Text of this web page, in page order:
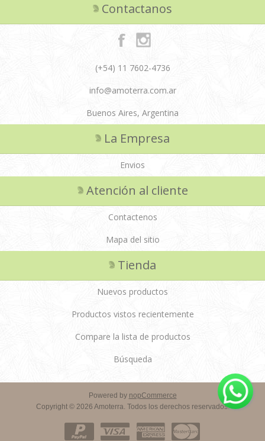
Contactanos
(+54) 11 7602-4736
info@amoterra.com.ar
Buenos Aires, Argentina
La Empresa
Envios
Atención al cliente
Contactenos
Mapa del sitio
Tienda
Nuevos productos
Productos vistos recientemente
Compare la lista de productos
Búsqueda
Powered by nopCommerce
Copyright © 2026 Amoterra. Todos los derechos reservados.